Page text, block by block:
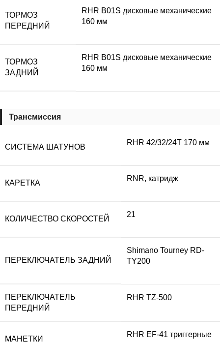
ТОРМОЗ
ПЕРЕДНИЙ
RHR B01S дисковые механические
160 мм
ТОРМОЗ
ЗАДНИЙ
RHR B01S дисковые механические
160 мм
Трансмиссия
СИСТЕМА ШАТУНОВ
RHR 42/32/24T 170 мм
КАРЕТКА
RNR, катридж
КОЛИЧЕСТВО СКОРОСТЕЙ
21
ПЕРЕКЛЮЧАТЕЛЬ ЗАДНИЙ
Shimano Tourney RD-
TY200
ПЕРЕКЛЮЧАТЕЛЬ
ПЕРЕДНИЙ
RHR TZ-500
МАНЕТКИ
RHR EF-41 триггерные